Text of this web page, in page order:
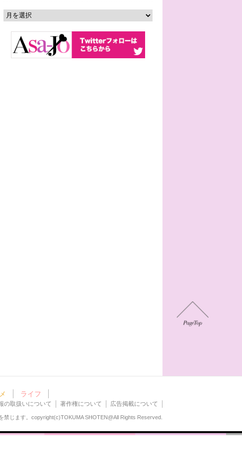
ライフ
の取扱いについて 著作権について 広告掲載について
禁じます。 copyright(c)TOKUMA SHOTEN@All Rights Reserved.